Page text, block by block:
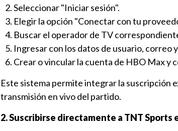
Seleccionar "Iniciar sesión".
Elegir la opción "Conectar con tu
Buscar el operador de TV
Ingresar con los datos de usuario,
Crear o vincular la cuenta de HBO Max y
Este sistema permite integrar la suscripción
transmisión en vivo del partido.
2. Suscribirse directamente a TNT Sports